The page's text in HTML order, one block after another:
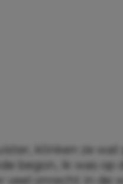
klinken ze wat
begon, ik was op
veel onrecht in de